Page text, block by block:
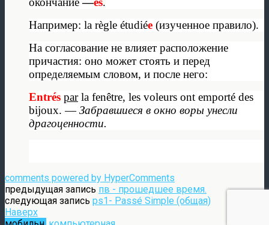
Например: la règle étudiée (изученное правило).
На согласование не влияет расположение
причастия: оно может стоять и перед
определяемым словом, и после него:
Entrés parla fenêtre, les voleurs ont emporté des
bijoux. —Забравшиеся в окно воры унесли
драгоценности.
comments powered by HyperComments
предыдущая запись пв - прошедшее время.
следующая запись ps1- Passé Simple (общая)
Наверх